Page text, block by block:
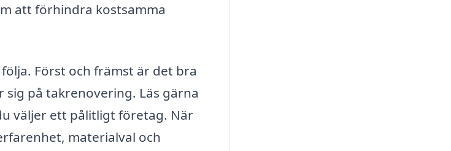
att förhindra kostsamma
Först och främst är det bra
på takrenovering. Läs gärna
väljer ett pålitligt företag. När
materialval och